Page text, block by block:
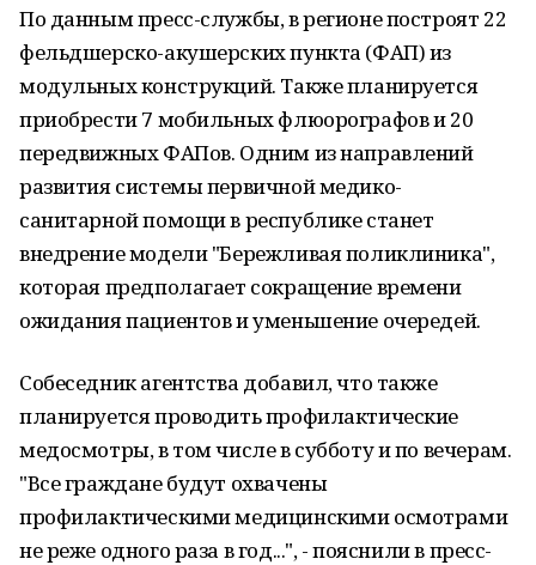
По данным пресс-службы, в регионе построят 22
фельдшерско-акушерских пункта (ФАП) из
модульных конструкций. Также планируется
приобрести 7 мобильных флюорографов и 20
передвижных ФАПов. Одним из направлений
развития системы первичной медико-
санитарной помощи в республике станет
внедрение модели "Бережливая поликлиника",
которая предполагает сокращение времени
ожидания пациентов и уменьшение очередей.
Собеседник агентства добавил, что также
планируется проводить профилактические
медосмотры, в том числе в субботу и по вечерам.
"Все граждане будут охвачены
профилактическими медицинскими осмотрами
не реже одного раза в год...", - пояснили в пресс-